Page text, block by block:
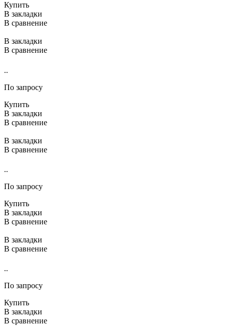
Купить
В закладки
В сравнение
В закладки
В сравнение
..
По запросу
Купить
В закладки
В сравнение
В закладки
В сравнение
..
По запросу
Купить
В закладки
В сравнение
В закладки
В сравнение
..
По запросу
Купить
В закладки
В сравнение